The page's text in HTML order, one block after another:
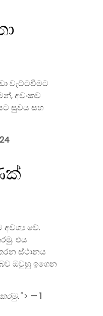
වැට්ටවීමට
අවංකව
සුවය සහ
අවශ්‍ය වේ.
එය
ස්ථානය
ඔවුහු ඉගෙන
> — 1